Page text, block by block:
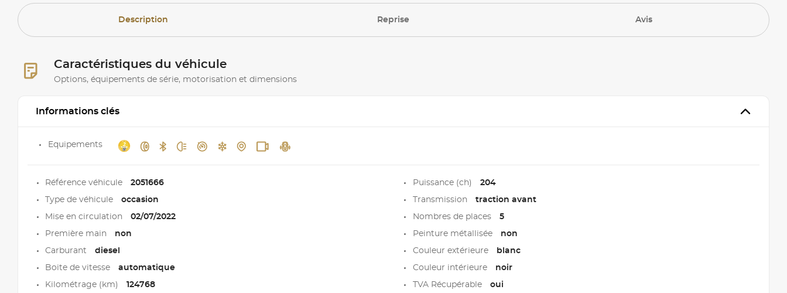
Description Reprise Avis
Caractéristiques du véhicule
Options, équipements de série, motorisation et dimensions
Informations clés
Equipements
Référence véhicule 2051666
Type de véhicule occasion
Mise en circulation 02/07/2022
Première main non
Carburant diesel
Boite de vitesse automatique
Kilométrage (km) 124768
Puissance (ch) 204
Transmission traction avant
Nombres de places 5
Peinture métallisée non
Couleur extérieure blanc
Couleur intérieure noir
TVA Récupérable oui